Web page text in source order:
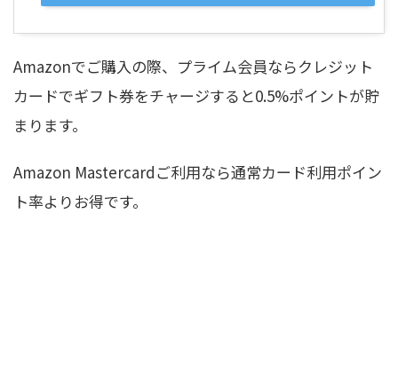
Amazonでご購入の際、プライム会員ならクレジット
カードでギフト券をチャージすると0.5%ポイントが貯
まります。
Amazon Mastercardご利用なら通常カード利用ポイン
ト率よりお得です。